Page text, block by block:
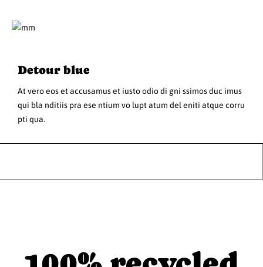
Detour blue
At vero eos et accusamus et iusto odio di gni ssimos duc imus
qui bla nditiis pra ese ntium vo lupt atum del eniti atque corru
pti qua.